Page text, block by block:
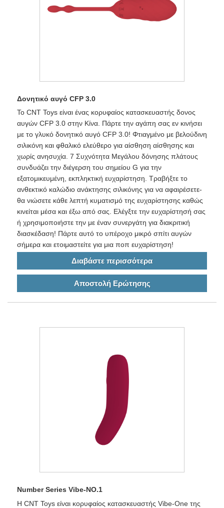
Δονητικό αυγό CFP 3.0
Το CNT Toys είναι ένας κορυφαίος κατασκευαστής δονος
αυγών CFP 3.0 στην Κίνα. Πάρτε την αγάπη σας εν κινήσει
με το γλυκό δονητικό αυγό CFP 3.0! Φτιαγμένο με βελούδινη
σιλικόνη και φθαλικό ελεύθερο για αίσθηση αίσθησης και
χωρίς ανησυχία. 7 Συχνότητα Μεγάλου δόνησης πλάτους
συνδυάζει την διέγερση του σημείου G για την
εξατομικευμένη, εκπληκτική ευχαρίστηση. Τραβήξτε το
ανθεκτικό καλώδιο ανάκτησης σιλικόνης για να αφαιρέσετε-
θα νιώσετε κάθε λεπτή κυματισμό της ευχαρίστησης καθώς
κινείται μέσα και έξω από σας. Ελέγξτε την ευχαρίστησή σας
ή χρησιμοποιήστε την με έναν συνεργάτη για διακριτική
διασκέδαση! Πάρτε αυτό το υπέροχο μικρό σπίτι αυγών
σήμερα και ετοιμαστείτε για μια ποπ ευχαρίστηση!
Διαβάστε περισσότερα
Αποστολή Ερώτησης
Number Series Vibe-NO.1
Η CNT Toys είναι κορυφαίος κατασκευαστής Vibe-One της